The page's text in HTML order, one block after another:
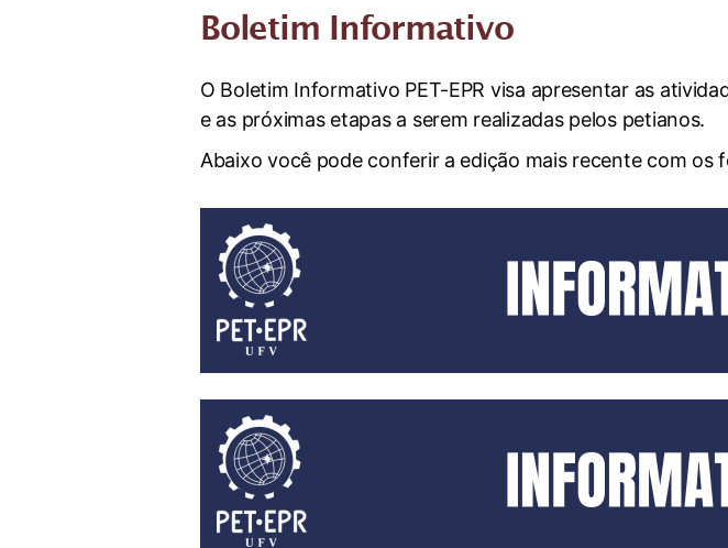
Boletim Informativo
O Boletim Informativo PET-EPR visa apresentar as
e as próximas etapas a serem realizadas pelos petianos.
Abaixo você pode conferir a edição mais recente com os